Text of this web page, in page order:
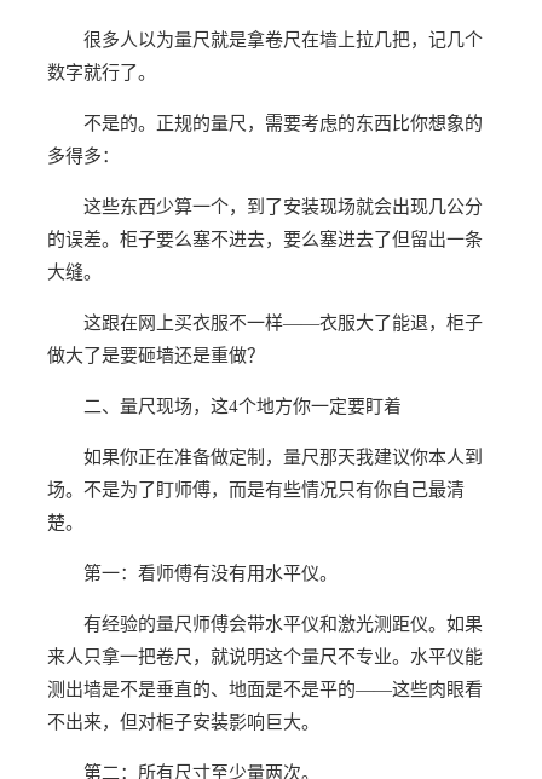
很多人以为量尺就是拿卷尺在墙上拉几把，记几个
数字就行了。
不是的。正规的量尺，需要考虑的东西比你想象的
多得多：
这些东西少算一个，到了安装现场就会出现几公分
的误差。柜子要么塞不进去，要么塞进去了但留出一条
大缝。
这跟在网上买衣服不一样——衣服大了能退，柜子
做大了是要砸墙还是重做？
二、量尺现场，这4个地方你一定要盯着
如果你正在准备做定制，量尺那天我建议你本人到
场。不是为了盯师傅，而是有些情况只有你自己最清
楚。
第一：看师傅有没有用水平仪。
有经验的量尺师傅会带水平仪和激光测距仪。如果
来人只拿一把卷尺，就说明这个量尺不专业。水平仪能
测出墙是不是垂直的、地面是不是平的——这些肉眼看
不出来，但对柜子安装影响巨大。
第二：所有尺寸至少量两次。